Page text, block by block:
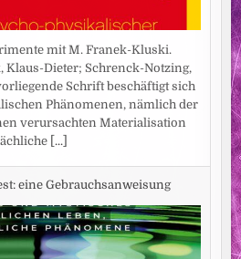
mit M. Franek-Kluski.
Klaus-Dieter; Schrenck-Notzing,
Schrift beschäftigt sich
Phänomenen, nämlich der
verursachten Materialisation
[...]
eine Gebrauchsanweisung